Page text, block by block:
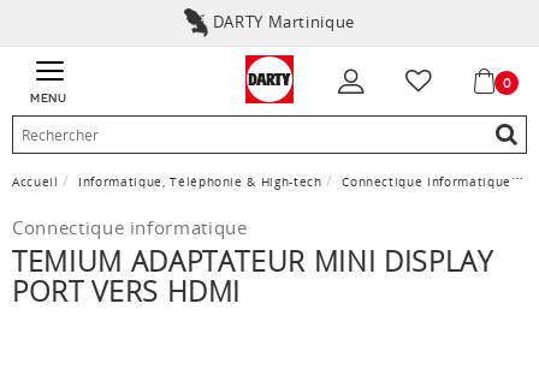
DARTY Martinique
MENU
0
Accueil Informatique, Téléphonie & High-tech Connectique informatique
Connectique informatique
TEMIUM ADAPTATEUR MINI DISPLAY
PORT VERS HDMI